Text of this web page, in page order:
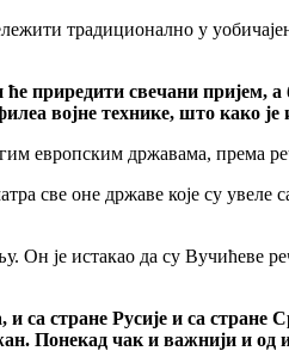
традиционално у
приредити свечани пријем,
војне технике, што како
европским државама, према
све оне државе које су
Он је истакао да су Вучићеве
са стране Русије и са стране
Понекад чак и важнији и од